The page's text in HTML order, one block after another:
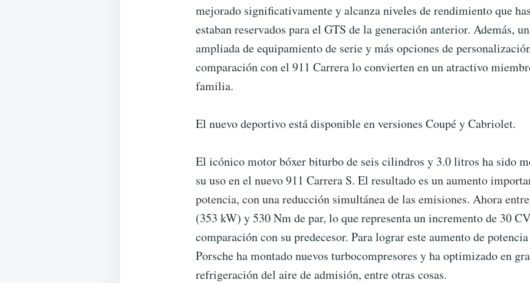
mejorado significativamente y alcanza niveles de rendimiento que
estaban reservados para el GTS de la generación anterior. Además,
ampliada de equipamiento de serie y más opciones de
comparación con el 911 Carrera lo convierten en un atractivo
familia.
El nuevo deportivo está disponible en versiones Coupé y Cabriolet.
El icónico motor bóxer biturbo de seis cilindros y 3.0 litros ha sido
su uso en el nuevo 911 Carrera S. El resultado es un aumento
potencia, con una reducción simultánea de las emisiones. Ahora
(353 kW) y 530 Nm de par, lo que representa un incremento de 30
comparación con su predecesor. Para lograr este aumento de
Porsche ha montado nuevos turbocompresores y ha optimizado en
refrigeración del aire de admisión, entre otras cosas.